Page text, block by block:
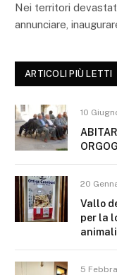
Nei territori
annunciare,
ARTICOLI PIÙ LETTI
10
20
Vallo
per la
animali
5